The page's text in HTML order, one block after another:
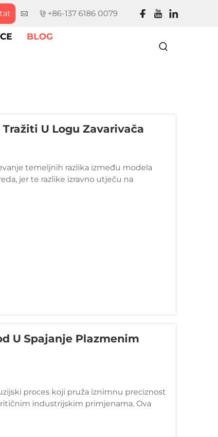
+86-137 6186 0079
BLOG
U Logu Zavarivača
temeljnih razlika između modela
jer te razlike izravno utječu na
U Spajanje Plazmenim
proces koji pruža iznimnu preciznost
industrijskim primjenama. Ova